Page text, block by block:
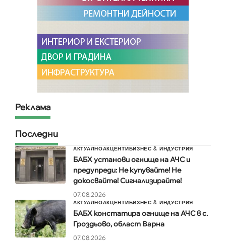
Реклама
Последни
АКТУАЛНОАКЦЕНТИБИЗНЕС & ИНДУСТРИЯ
БАБХ установи огнище на АЧС и
предупреди: Не купувайте! Не
докосвайте! Сигнализирайте!
07.08.2026
АКТУАЛНОАКЦЕНТИБИЗНЕС & ИНДУСТРИЯ
БАБХ констатира огнище на АЧС в с.
Гроздьово, област Варна
07.08.2026